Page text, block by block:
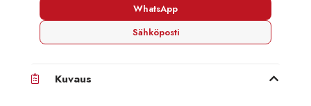
WhatsApp
Sähköposti
Kuvaus